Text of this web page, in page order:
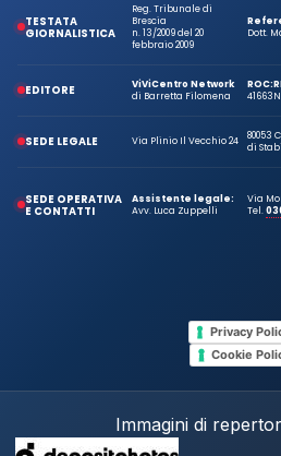
TESTATA
GIORNALISTICA
Reg. Tribunale di
Brescia
n. 13/2009 del 20
febbraio 2009
Dott.
EDITORE
ViViCentro Network
di Barretta Filomena
ROC:
41663
SEDE LEGALE Via Plinio Il Vecchio 24
80053
di
SEDE OPERATIVA
E CONTATTI
Assistente legale:
Avv. Luca Zuppelli
Via
Tel.
Privacy
Cookie
Immagini di